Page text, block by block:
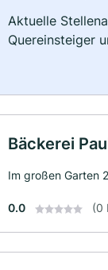
Aktuelle
Quereinsteiger
Bäckerei
Im großen Garten
0.0 (0